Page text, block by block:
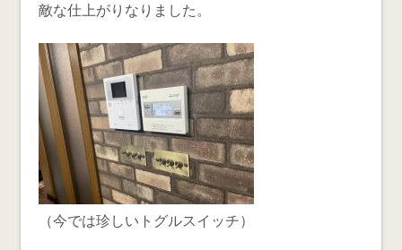
敵な仕上がりなりました。
（今では珍しいトグルスイッチ）